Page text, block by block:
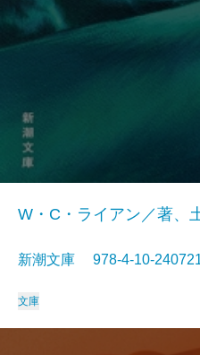
W・C・ライアン／著、
新潮文庫 978-4-10-
文庫